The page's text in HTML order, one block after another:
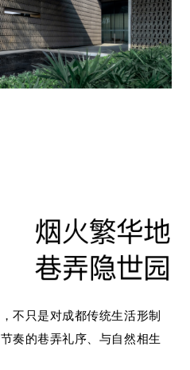
不只是对成都传统生活形制
奏的巷弄礼序、与自然相生